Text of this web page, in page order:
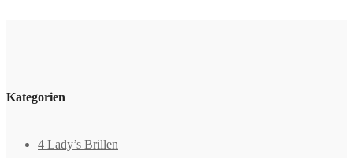
Kategorien
4 Lady’s Brillen